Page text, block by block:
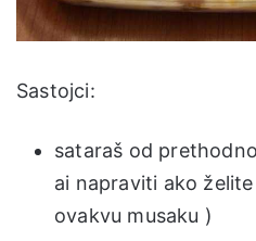
Sastojci:
sataraš od
ai napraviti ako
ovakvu musaku )